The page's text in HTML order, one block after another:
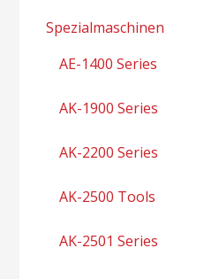
Spezialmaschinen
AE-1400 Series
AK-1900 Series
AK-2200 Series
AK-2500 Tools
AK-2501 Series